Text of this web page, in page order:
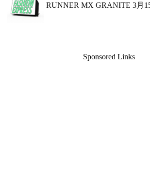
RUNNER MX GRANITE 3月
Sponsored Links